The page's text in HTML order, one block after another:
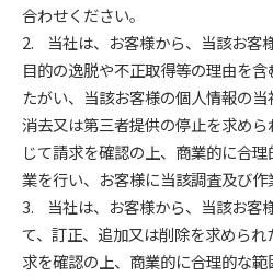
合わせください。
2. 当社は、お客様から、当該お客
目的の逸脱や不正取得等の理由を
たがい、当該お客様の個人情報の
消去又は第三者提供の停止を求め
じて請求を確認の上、商業的に合
業を行い、お客様に当該調査及び作
3. 当社は、お客様から、当該お客
て、訂正、追加又は削除を求めら
求を確認の上、商業的に合理的な